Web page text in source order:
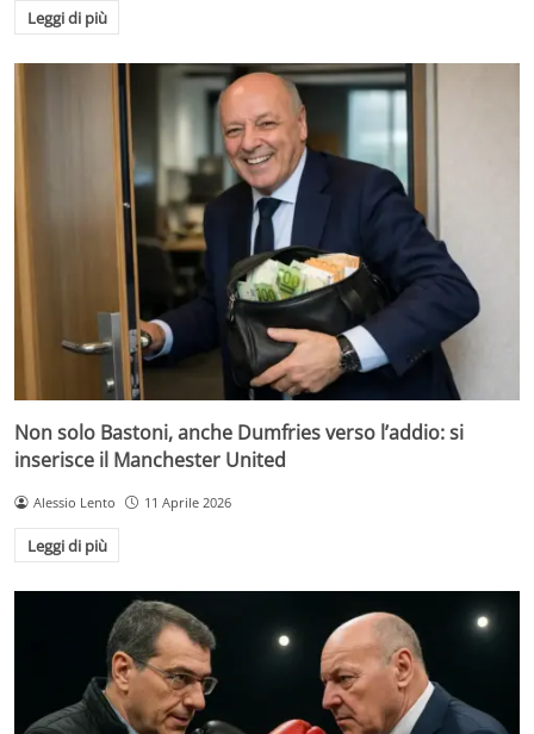
Leggi di più
Non solo Bastoni, anche Dumfries verso l’addio: si
inserisce il Manchester United
Alessio Lento 11 Aprile 2026
Leggi di più